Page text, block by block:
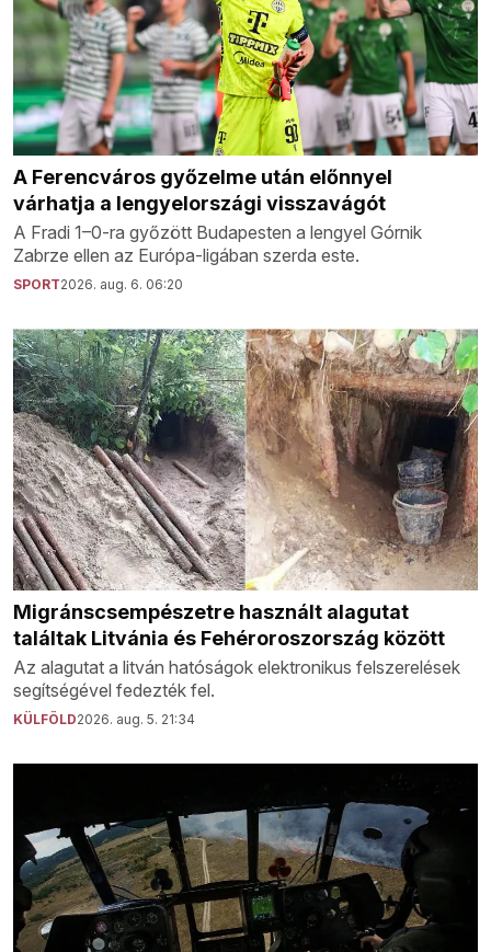
A Ferencváros győzelme után előnnyel
várhatja a lengyelországi visszavágót
A Fradi 1–0-ra győzött Budapesten a lengyel Górnik
Zabrze ellen az Európa-ligában szerda este.
SPORT2026. aug. 6. 06:20
Migránscsempészetre használt alagutat
találtak Litvánia és Fehéroroszország között
Az alagutat a litván hatóságok elektronikus felszerelések
segítségével fedezték fel.
KÜLFÖLD2026. aug. 5. 21:34